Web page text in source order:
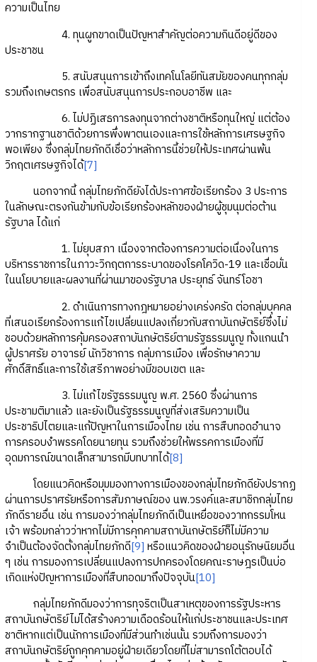
ความเป็นไทย
4. ทุนผูกขาดเป็นปัญหาสำคัญต่อความกินดีอยู่ดีของ
ประชาชน
5. สนับสนุนการเข้าถึงเทคโนโลยีทันสมัยของคนทุกกลุ่ม
รวมถึงเกษตรกร เพื่อสนับสนุนการประกอบอาชีพ และ
6. ไม่ปฏิเสธการลงทุนจากต่างชาติหรือทุนใหญ่ แต่ต้อง
วากรากฐานชาติด้วยการพึ่งพาตนเองและการใช้หลักการเศรษฐกิจ
พอเพียง ซึ่งกลุ่มไทยภักดีเชื่อว่าหลักการนี้ช่วยให้ประเทศผ่านพ้น
วิกฤตเศรษฐกิจได้[7]
นอกจากนี้ กลุ่มไทยภักดียังได้ประกาศข้อเรียกร้อง 3 ประการ
ในลักษณะตรงกันข้ามกับข้อเรียกร้องหลักของฝ่ายผู้ชุมนุมต่อต้าน
รัฐบาล ได้แก่
1. ไม่ยุบสภา เนื่องจากต้องการความต่อเนื่องในการ
บริหารราชการในภาวะวิกฤตการระบาดของโรคโควิด-19 และเชื่อมั่น
ในนโยบายและผลงานที่ผ่านมาของรัฐบาล ประยุทธ์ จันทร์โอชา
2. ดำเนินการทางกฎหมายอย่างเคร่งครัด ต่อกลุ่มบุคคล
ที่เสนอเรียกร้องการแก้ไขเปลี่ยนแปลงเกี่ยวกับสถาบันกษัตริย์ซึ่งไม่
ชอบด้วยหลักการคุ้มครองสถาบันกษัตริย์ตามรัฐธรรมนูญ ทั้งแกนนำ
ผู้ปราศรัย อาจารย์ นักวิชาการ กลุ่มการเมือง เพื่อรักษาความ
ศักดิ์สิทธิ์และการใช้เสรีภาพอย่างมีขอบเขต และ
3. ไม่แก้ไขรัฐธรรมนูญ พ.ศ. 2560 ซึ่งผ่านการ
ประชามติมาแล้ว และยังเป็นรัฐธรรมนูญที่ส่งเสริมความเป็น
ประชาธิปไตยและแก้ปัญหาในการเมืองไทย เช่น การสืบทอดอำนาจ
การครอบงำพรรคโดยนายทุน รวมถึงช่วยให้พรรคการเมืองที่มี
อุดมการณ์ขนาดเล็กสามารถมีบทบาทได้[8]
โดยแนวคิดหรือมุมมองทางการเมืองของกลุ่มไทยภักดียังปรากฏ
ผ่านการปราศรัยหรือการสัมภาษณ์ของ นพ.วรงค์และสมาชิกกลุ่มไทย
ภักดีรายอื่น เช่น การมองว่ากลุ่มไทยภักดีเป็นเหยื่อของวาทกรรมโหน
เจ้า พร้อมกล่าวว่าหากไม่มีการคุกคามสถาบันกษัตริย์ก็ไม่มีความ
จำเป็นต้องจัดตั้งกลุ่มไทยภักดี[9] หรือแนวคิดของฝ่ายอนุรักษนิยมอื่น
ๆ เช่น การมองการเปลี่ยนแปลงการปกครองโดยคณะราษฎรเป็นบ่อ
เกิดแห่งปัญหาการเมืองที่สืบทอดมาถึงปัจจุบัน[10]
กลุ่มไทยภักดีมองว่าการทุจริตเป็นสาเหตุของการรัฐประหาร
สถาบันกษัตริย์ไม่ได้สร้างความเดือดร้อนให้แก่ประชาชนและประเทศ
ชาติหากแต่เป็นนักการเมืองที่มีส่วนทำเช่นนั้น รวมถึงการมองว่า
สถาบันกษัตริย์ถูกคุกคามอยู่ฝ่ายเดียวโดยที่ไม่สามารถโต้ตอบได้